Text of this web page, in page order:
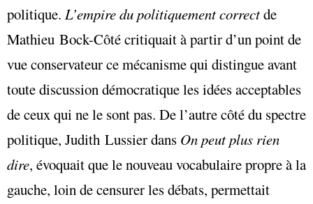
politique. L’empire du politiquement correctde
Mathieu Bock-Côté critiquait à partir d’un point de
vue conservateur ce mécanisme qui distingue avant
toute discussion démocratique les idées acceptables
de ceux qui ne le sont pas. De l’autre côté du spectre
politique, Judith Lussier dans On peut plus rien
dire, évoquait que le nouveau vocabulaire propre à la
gauche, loin de censurer les débats, permettait